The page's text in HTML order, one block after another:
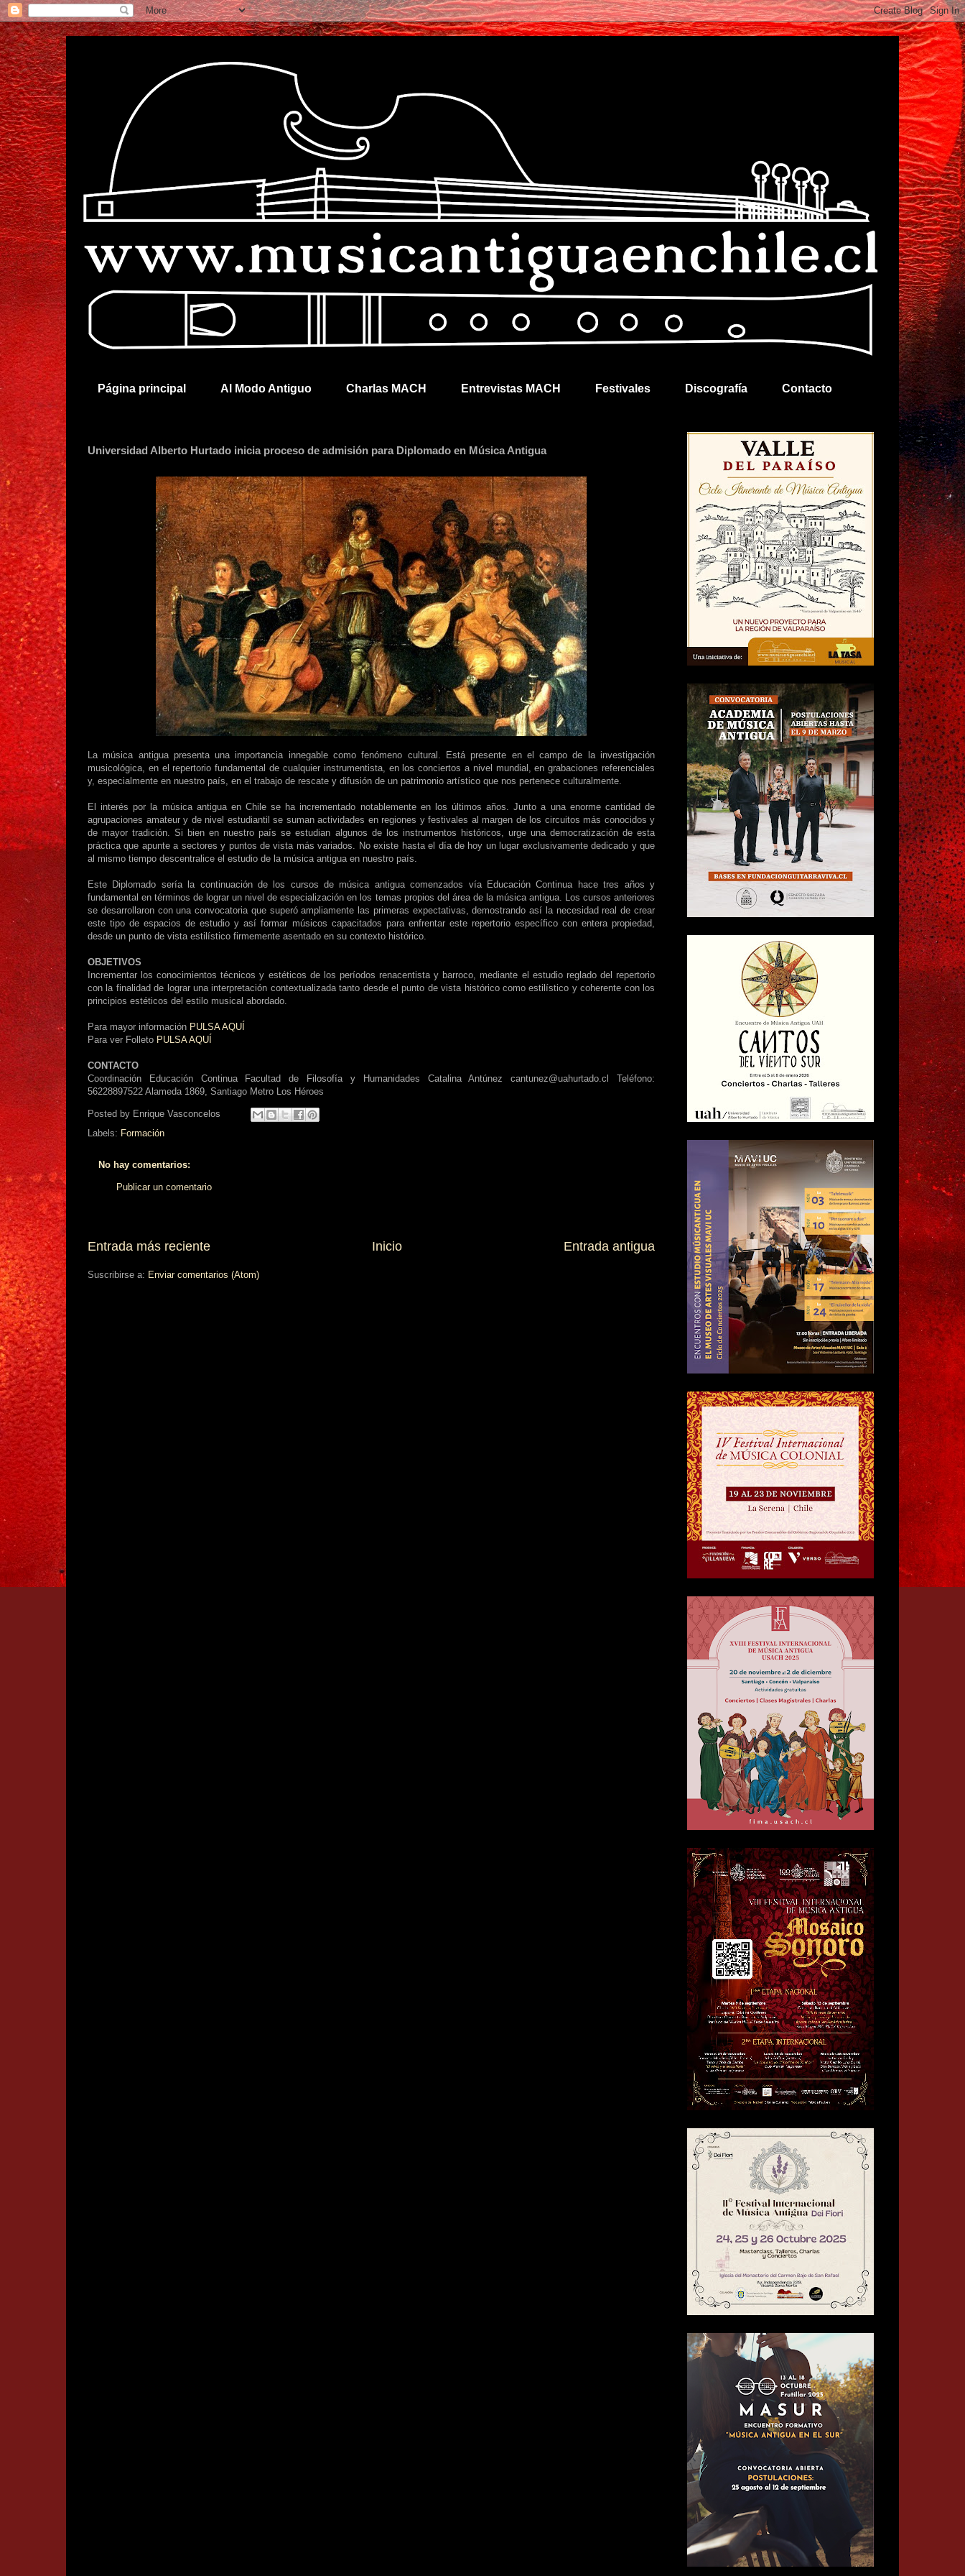
Página principal Al Modo Antiguo Charlas MACH Entrevistas MACH Festivales Discografía Contacto
Universidad Alberto Hurtado inicia proceso de admisión para Diplomado en Música Antigua
La música antigua presenta una importancia innegable como fenómeno cultural. Está presente en el campo de la investigación
musicológica, en el repertorio fundamental de cualquier instrumentista, en los conciertos a nivel mundial, en grabaciones referenciales
y, especialmente en nuestro país, en el trabajo de rescate y difusión de un patrimonio artístico que nos pertenece culturalmente.
El interés por la música antigua en Chile se ha incrementado notablemente en los últimos años. Junto a una enorme cantidad de
agrupaciones amateur y de nivel estudiantil se suman actividades en regiones y festivales al margen de los circuitos más conocidos y
de mayor tradición. Si bien en nuestro país se estudian algunos de los instrumentos históricos, urge una democratización de esta
práctica que apunte a sectores y puntos de vista más variados. No existe hasta el día de hoy un lugar exclusivamente dedicado y que
al mismo tiempo descentralice el estudio de la música antigua en nuestro país.
Este Diplomado sería la continuación de los cursos de música antigua comenzados vía Educación Continua hace tres años y
fundamental en términos de lograr un nivel de especialización en los temas propios del área de la música antigua. Los cursos anteriores
se desarrollaron con una convocatoria que superó ampliamente las primeras expectativas, demostrando así la necesidad real de crear
este tipo de espacios de estudio y así formar músicos capacitados para enfrentar este repertorio específico con entera propiedad,
desde un punto de vista estilístico firmemente asentado en su contexto histórico.
OBJETIVOS
Incrementar los conocimientos técnicos y estéticos de los períodos renacentista y barroco, mediante el estudio reglado del repertorio
con la finalidad de lograr una interpretación contextualizada tanto desde el punto de vista histórico como estilístico y coherente con los
principios estéticos del estilo musical abordado.
Para mayor información PULSA AQUÍ
Para ver Folleto PULSA AQUÍ
CONTACTO
Coordinación Educación Continua Facultad de Filosofía y Humanidades Catalina Antúnez cantunez@uahurtado.cl Teléfono:
56228897522 Alameda 1869, Santiago Metro Los Héroes
Posted by Enrique Vasconcelos
Labels: Formación
No hay comentarios:
Publicar un comentario
Entrada más reciente Entrada antigua
Inicio
Suscribirse a: Enviar comentarios (Atom)